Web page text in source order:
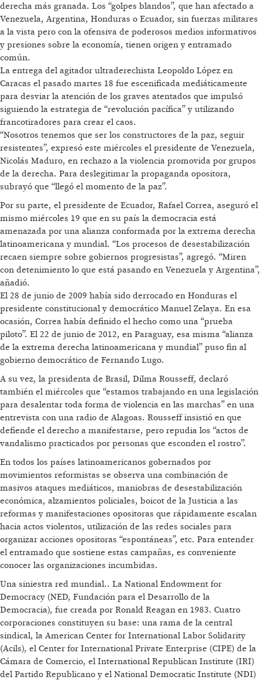
derecha más granada. Los “golpes blandos”, que han afectado a
Venezuela, Argentina, Honduras o Ecuador, sin fuerzas militares
a la vista pero con la ofensiva de poderosos medios informativos
y presiones sobre la economía, tienen origen y entramado
común.
La entrega del agitador ultraderechista Leopoldo López en
Caracas el pasado martes 18 fue escenificada mediáticamente
para desviar la atención de los graves atentados que impulsó
siguiendo la estrategia de “revolución pacífica” y utilizando
francotiradores para crear el caos.
“Nosotros tenemos que ser los constructores de la paz, seguir
resistentes”, expresó este miércoles el presidente de Venezuela,
Nicolás Maduro, en rechazo a la violencia promovida por grupos
de la derecha. Para deslegitimar la propaganda opositora,
subrayó que “llegó el momento de la paz”.
Por su parte, el presidente de Ecuador, Rafael Correa, aseguró el
mismo miércoles 19 que en su país la democracia está
amenazada por una alianza conformada por la extrema derecha
latinoamericana y mundial. “Los procesos de desestabilización
recaen siempre sobre gobiernos progresistas”, agregó. “Miren
con detenimiento lo que está pasando en Venezuela y Argentina”,
añadió.
El 28 de junio de 2009 había sido derrocado en Honduras el
presidente constitucional y democrático Manuel Zelaya. En esa
ocasión, Correa había definido el hecho como una “prueba
piloto”. El 22 de junio de 2012, en Paraguay, esa misma “alianza
de la extrema derecha latinoamericana y mundial” puso fin al
gobierno democrático de Fernando Lugo.
A su vez, la presidenta de Brasil, Dilma Rousseff, declaró
también el miércoles que “estamos trabajando en una legislación
para desalentar toda forma de violencia en las marchas” en una
entrevista con una radio de Alagoas. Rousseff insistió en que
defiende el derecho a manifestarse, pero repudia los “actos de
vandalismo practicados por personas que esconden el rostro”.
En todos los países latinoamericanos gobernados por
movimientos reformistas se observa una combinación de
masivos ataques mediáticos, maniobras de desestabilización
económica, alzamientos policiales, boicot de la Justicia a las
reformas y manifestaciones opositoras que rápidamente escalan
hacia actos violentos, utilización de las redes sociales para
organizar acciones opositoras “espontáneas”, etc. Para entender
el entramado que sostiene estas campañas, es conveniente
conocer las organizaciones incumbidas.
Una siniestra red mundial.. La National Endowment for
Democracy (NED, Fundación para el Desarrollo de la
Democracia), fue creada por Ronald Reagan en 1983. Cuatro
corporaciones constituyen su base: una rama de la central
sindical, la American Center for International Labor Solidarity
(Acils), el Center for International Private Enterprise (CIPE) de la
Cámara de Comercio, el International Republican Institute (IRI)
del Partido Republicano y el National Democratic Institute (NDI)